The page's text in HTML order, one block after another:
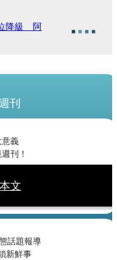
降級 阿
刊
義
刊！
文
話題報導
新鮮事